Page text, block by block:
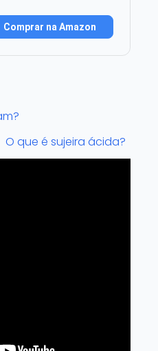
Comprar na Amazon
O que é sujeira ácida?